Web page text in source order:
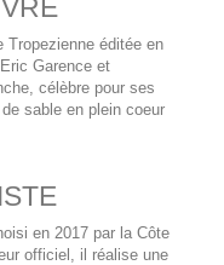
Tropezienne éditée en
Garence et
célèbre pour ses
sable en plein coeur
en 2017 par la Côte
officiel, il réalise une